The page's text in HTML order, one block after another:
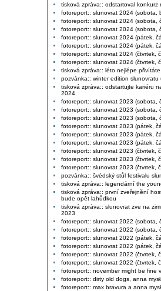
tisková zpráva:: odstartoval
fotoreport:: slunovrat 2024 (sobota,
fotoreport:: slunovrat 2024 (sobota,
fotoreport:: slunovrat 2024 (sobota,
fotoreport:: slunovrat 2024 (pátek,
fotoreport:: slunovrat 2024 (pátek,
fotoreport:: slunovrat 2024 (čtvrtek,
fotoreport:: slunovrat 2024 (čtvrtek,
tisková zpráva:: léto nejlépe
pozvánka:: winter edition
tisková zpráva:: odstartujte kariéru
2024
fotoreport:: slunovrat 2023 (sobota,
fotoreport:: slunovrat 2023 (sobota,
fotoreport:: slunovrat 2023 (sobota,
fotoreport:: slunovrat 2023 (pátek,
fotoreport:: slunovrat 2023 (pátek,
fotoreport:: slunovrat 2023 (pátek,
fotoreport:: slunovrat 2023 (čtvrtek,
fotoreport:: slunovrat 2023 (čtvrtek,
fotoreport:: slunovrat 2023 (čtvrtek,
pozvánka:: švédský stůl festivalu
tisková zpráva:: legendární the
tisková zpráva:: první zveřejnění
bude opět lahůdkou
tisková zpráva:: slunovrat zve na
2023
fotoreport:: slunovrat 2022 (sobota,
fotoreport:: slunovrat 2022 (sobota,
fotoreport:: slunovrat 2022 (pátek,
fotoreport:: slunovrat 2022 (pátek,
fotoreport:: slunovrat 2022 (čtvrtek,
fotoreport:: slunovrat 2022 (čtvrtek,
fotoreport:: november might be fine
fotoreport:: dirty old dogs, anna
fotoreport:: max bravura a anna